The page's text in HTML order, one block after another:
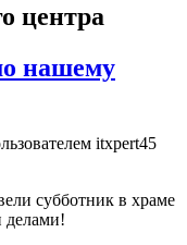
центра
нашему
itxpert45
субботник в храме
делами!